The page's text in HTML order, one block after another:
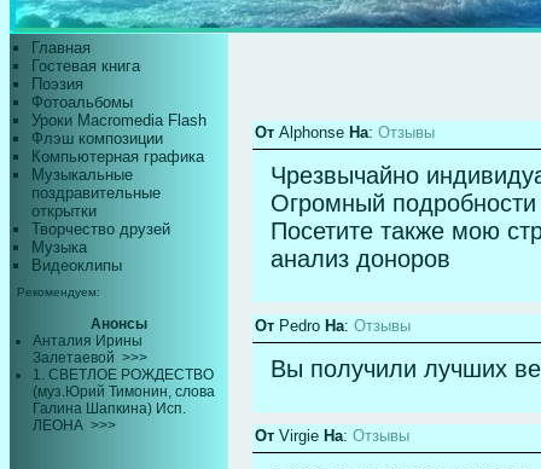
Главная
Гостевая книга
Поэзия
Фотоальбомы
Уроки Macromedia Flash
Флэш композиции
Компьютерная графика
Музыкальные
поздравительные
открытки
Творчество друзей
Музыка
Видеоклипы
Рекомендуем:
Анонсы
Анталия Ирины
Залетаевой >>>
1. СВЕТЛОЕ РОЖДЕСТВО
(муз.Юрий Тимонин, слова
Галина Шапкина) Исп.
ЛЕОНА >>>
От Alphonse На: Отзывы
Чрезвычайно
Огромный
Посетите также мою
анализ доноров
От Pedro На: Отзывы
Вы получили лучших
От Virgie На: Отзывы